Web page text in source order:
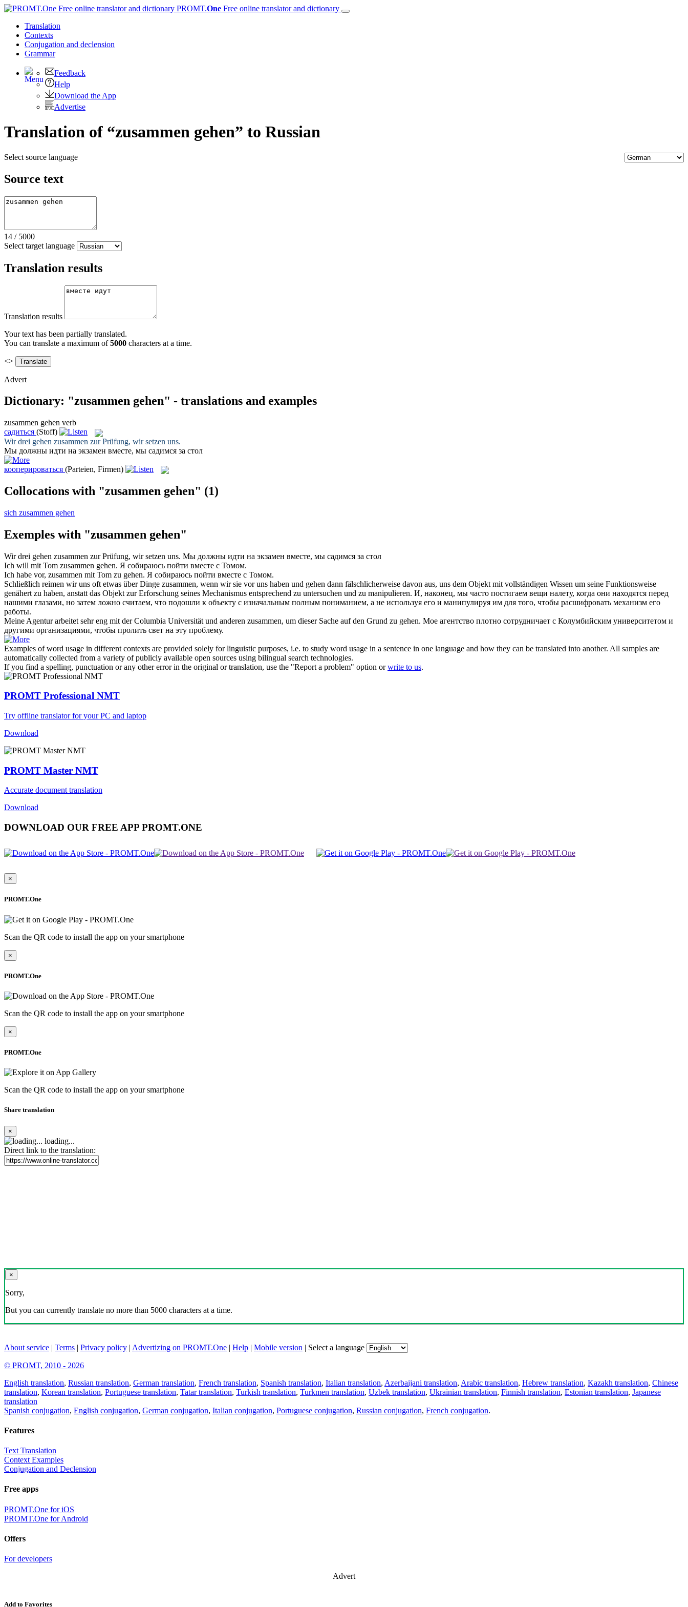
PROMT.One Free online translator and dictionary
Translation
Contexts
Conjugation and declension
Grammar
Feedback
Help
Download the App
Advertise
Translation of “zusammen gehen” to Russian
Select source language
Source text
14 / 5000
Select target language
Translation results
Translation results
Your text has been partially translated.
You can translate a maximum of5000 characters at a time.
<>
Advert
Dictionary: "zusammen gehen" - translations and examples
zusammen gehen verb
садиться (Stoff)
Wir drei gehen zusammen zur Prüfung, wir setzen uns.
Мы должны идти на экзамен вместе, мы садимся за стол
кооперироваться (Parteien, Firmen)
Collocations with "zusammen gehen" (1)
sich zusammen gehen
Exemples with "zusammen gehen"
Wir drei gehen zusammen zur Prüfung, wir setzen uns. Мы должны идти на экзамен вместе, мы садимся за стол
Ich will mit Tom zusammen gehen. Я собираюсь пойти вместе с Томом.
Ich habe vor, zusammen mit Tom zu gehen. Я собираюсь пойти вместе с Томом.
Schließlich reimen wir uns oft etwas über Dinge zusammen, wenn wir sie vor uns haben und gehen dann fälschlicherweise davon aus, uns dem Objekt mit vollständigen Wissen um seine Funktionsweise
genähert zu haben, anstatt das Objekt zur Erforschung seines Mechanismus entsprechend zu untersuchen und zu manipulieren. И, наконец, мы часто постигаем вещи налету, когда они находятся перед
нашими глазами, но затем ложно считаем, что подошли к объекту с изначальным полным пониманием, а не используя его и манипулируя им для того, чтобы расшифровать механизм его
работы.
Meine Agentur arbeitet sehr eng mit der Columbia Universität und anderen zusammen, um dieser Sache auf den Grund zu gehen. Мое агентство плотно сотрудничает с Колумбийским университетом и
другими организациями, чтобы пролить свет на эту проблему.
Examples of word usage in different contexts are provided solely for linguistic purposes, i.e. to study word usage in a sentence in one language and how they can be translated into another. All samples are
automatically collected from a variety of publicly available open sources using bilingual search technologies.
If you find a spelling, punctuation or any other error in the original or translation, use the "Report a problem" option orwrite to us.
PROMT Professional NMT
Try offline translator for your PC and laptop
Download
PROMT Master NMT
Accurate document translation
Download
DOWNLOAD OUR FREE APP PROMT.ONE
×
PROMT.One
Scan the QR code to install the app on your smartphone
×
PROMT.One
Scan the QR code to install the app on your smartphone
×
PROMT.One
Scan the QR code to install the app on your smartphone
Share translation
×
loading...
Direct link to the translation:
×
Sorry,
But you can currently translate no more than 5000 characters at a time.
About service | Terms | Privacy policy | Advertizing on PROMT.One | Help | Mobile version | Select a language
© PROMT, 2010 - 2026
English translation, Russian translation, German translation, French translation, Spanish translation, Italian translation, Azerbaijani translation, Arabic translation, Hebrew translation, Kazakh translation, Chinese
translation, Korean translation, Portuguese translation, Tatar translation, Turkish translation, Turkmen translation, Uzbek translation, Ukrainian translation, Finnish translation, Estonian translation, Japanese
translation
Spanish conjugation, English conjugation, German conjugation, Italian conjugation, Portuguese conjugation, Russian conjugation, French conjugation.
Features
Text Translation
Context Examples
Conjugation and Declension
Free apps
PROMT.One for iOS
PROMT.One for Android
Offers
For developers
Advert
Add to Favorites